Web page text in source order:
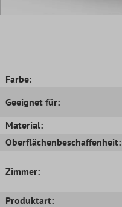
Farbe:
Geeignet für:
Material:
Oberflächenbeschaffenheit:
Zimmer:
Produktart: